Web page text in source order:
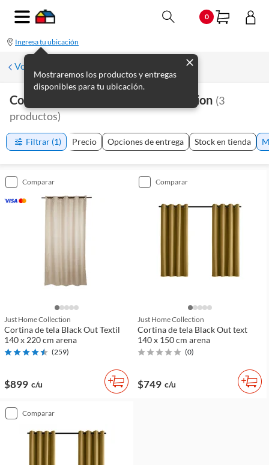
0
Ingresa tu ubicación
Mostraremos los productos y entregas
disponibles para tu ubicación.
Volver a Cortinas y rollers
Cortinas De Tela Just Home Collection (3
productos)
Filtrar (1) Precio Opciones de entrega Stock en tienda
comparar
Just Home Collection
Cortina de tela Black Out Textil
140 x 220 cm arena
(259)
$899 c/u
comparar
Just Home Collection
Cortina de tela Black Out text
140 x 150 cm arena
(0)
$749 c/u
comparar